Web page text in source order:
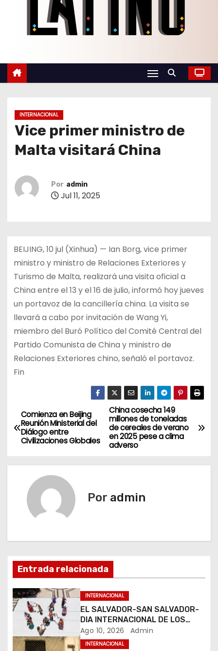
INTERNACIONAL
Vice primer ministro de
Malta visitará China
Por admin
Jul 11, 2025
BEIJING, 10 jul (Xinhua) — Ian Borg, vice primer
ministro y ministro de Relaciones Exteriores y
Turismo de Malta, realizará una visita oficial a
China entre el 13 y el 16 de julio, informó hoy jueves
un portavoz de la cancillería china. La visita se
llevará a cabo por invitación de Wang Yi,
miembro del Buró Político del Comité Central del
Partido Comunista de China y ministro de
Relaciones Exteriores chino, señaló el portavoz.
Fin
N
a
c
i
ó
n
e
China cosecha 149
millones de toneladas
de cereales de verano
en 2025 pese a clima
adverso
Comienza en Beijing
Reunión Ministerial del
Diálogo entre
Civilizaciones Globales
Por admin
Entrada relacionada
INTERNACIONAL
EL SALVADOR-SAN SALVADOR-
DIA INTERNACIONAL DE LOS
PUEBLOS INDIGENAS
Ago 10, 2026 Admin
INTERNACIONAL